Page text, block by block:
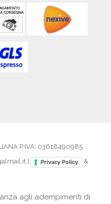
P.IVA: 03618490985
|
Privacy Policy &
agli adempimenti di